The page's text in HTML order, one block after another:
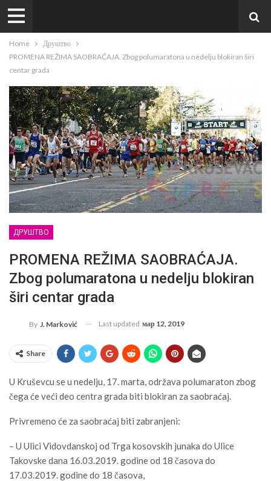
Home
Друштво
PROMENA REŽIMA SAOBRAĆAJA. Zbog polumaratona u nedelju blokiran širi
centar grada
ДРУШТВО
PROMENA REŽIMA SAOBRAĆAJA.
Zbog polumaratona u nedelju blokiran
širi centar grada
By J. Marković Last updated мар 12, 2019
Share
U Kruševcu se u nedelju, 17. marta, održava polumaraton zbog
čega će veći deo centra grada biti blokiran za saobraćaj.
Privremeno će za saobraćaj biti zabranjeni:
– U Ulici Vidovdanskoj od Trga kosovskih junaka do Ulice
Takovske dana 16.03.2019. godine od 18 časova do
17.03.2019. godine do 18 časova,